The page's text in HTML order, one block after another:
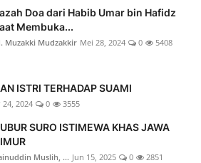
Doa dari Habib Umar bin Hafidz
Membuka...
Muzakki Mudzakkir Mei 28, 2024 0 5408
ISTRI TERHADAP SUAMI
2024 0 3555
SURO ISTIMEWA KHAS JAWA
Muslih, ... Jun 15, 2025 0 2851